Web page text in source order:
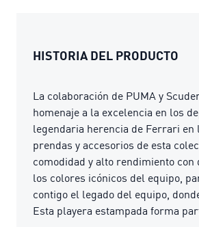
HISTORIA DEL PRODUCTO
La colaboración de PUMA y
homenaje a la excelencia en los
legendaria herencia de Ferrari en
prendas y accesorios de esta
comodidad y alto rendimiento
los colores icónicos del equipo,
contigo el legado del equipo,
Esta playera estampada forma